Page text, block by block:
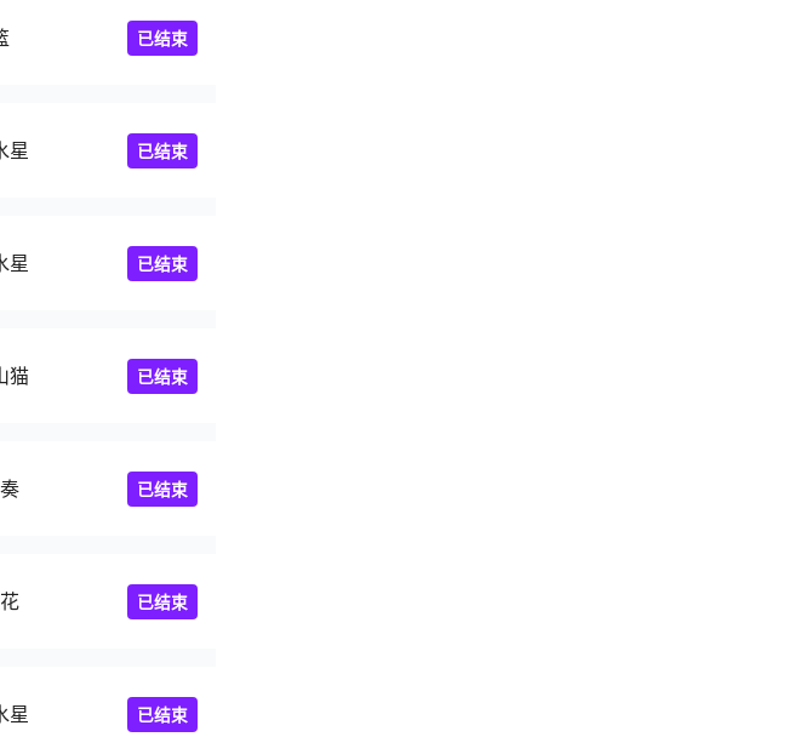
已结束
星 已结束
星 已结束
猫 已结束
已结束
已结束
星 已结束